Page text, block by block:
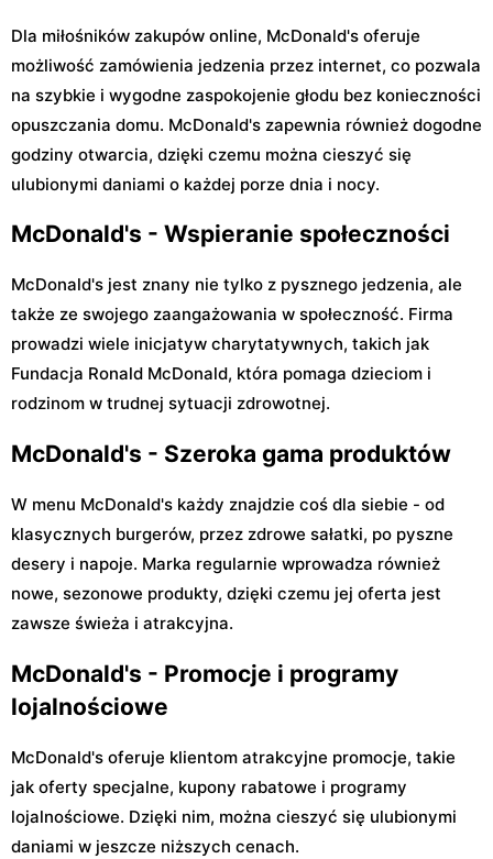
Dla miłośników zakupów online, McDonald's oferuje
możliwość zamówienia jedzenia przez internet, co pozwala
na szybkie i wygodne zaspokojenie głodu bez konieczności
opuszczania domu. McDonald's zapewnia również dogodne
godziny otwarcia, dzięki czemu można cieszyć się
ulubionymi daniami o każdej porze dnia i nocy.
McDonald's - Wspieranie społeczności
McDonald's jest znany nie tylko z pysznego jedzenia, ale
także ze swojego zaangażowania w społeczność. Firma
prowadzi wiele inicjatyw charytatywnych, takich jak
Fundacja Ronald McDonald, która pomaga dzieciom i
rodzinom w trudnej sytuacji zdrowotnej.
McDonald's - Szeroka gama produktów
W menu McDonald's każdy znajdzie coś dla siebie - od
klasycznych burgerów, przez zdrowe sałatki, po pyszne
desery i napoje. Marka regularnie wprowadza również
nowe, sezonowe produkty, dzięki czemu jej oferta jest
zawsze świeża i atrakcyjna.
McDonald's - Promocje i programy
lojalnościowe
McDonald's oferuje klientom atrakcyjne promocje, takie
jak oferty specjalne, kupony rabatowe i programy
lojalnościowe. Dzięki nim, można cieszyć się ulubionymi
daniami w jeszcze niższych cenach.